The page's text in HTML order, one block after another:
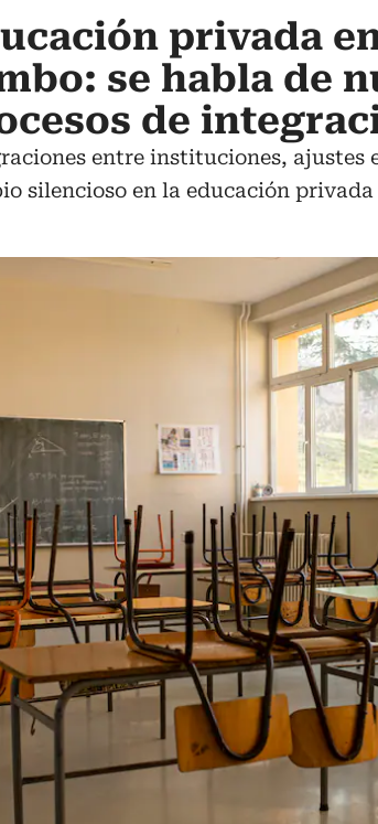
privada
se habla de
de
entre instituciones, ajustes
silencioso en la educación privada